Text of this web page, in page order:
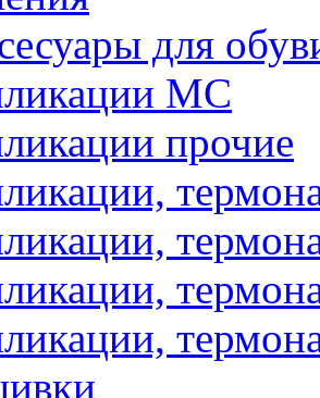
для
МС
прочие